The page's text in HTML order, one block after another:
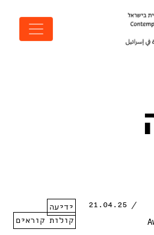
/ 21.04.25
ידיעה
קולות קוראים